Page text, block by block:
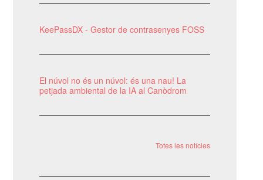
KeePassDX - Gestor de contrasenyes FOSS
El núvol no és un núvol: és una nau! La
petjada ambiental de la IA al Canòdrom
Totes les notícies